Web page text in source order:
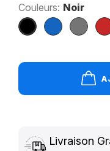
Couleurs: Noir
Noir Bleu Gris
Livraison